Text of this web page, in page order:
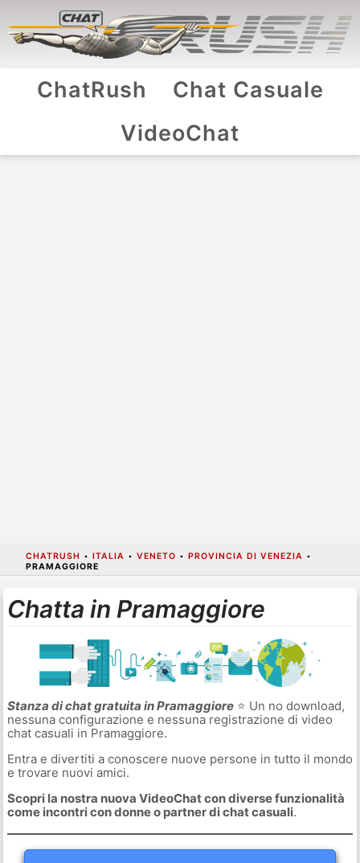
ChatRush
Chat Casuale
VideoChat
CHATRUSH • ITALIA • VENETO • PROVINCIA DI VENEZIA •
PRAMAGGIORE
Chatta in Pramaggiore
Stanza di chat gratuita in Pramaggiore⭐ Un no download,
nessuna configurazione e nessuna registrazione di video
chat casuali in Pramaggiore.
Entra e divertiti a conoscere nuove persone in tutto il mondo
e trovare nuovi amici.
Scopri la nostra nuova VideoChat con diverse funzionalità
come incontri con donne o partner di chat casuali.